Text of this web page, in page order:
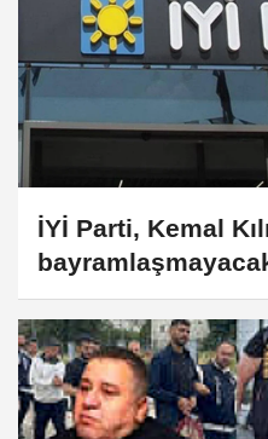
İYİ Parti, Kemal